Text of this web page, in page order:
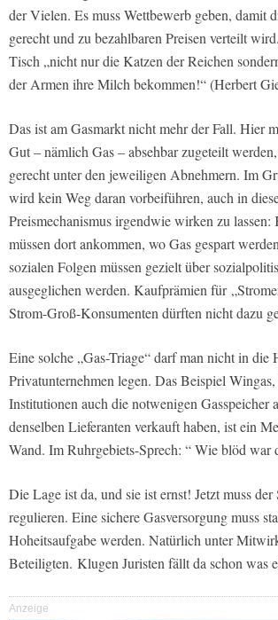
der Vielen. Es muss Wettbewerb geben, damit
gerecht und zu bezahlbaren Preisen verteilt
Tisch „nicht nur die Katzen der Reichen
der Armen ihre Milch bekommen!“ (Herbert
Das ist am Gasmarkt nicht mehr der Fall. Hier
Gut – nämlich Gas – absehbar zugeteilt
gerecht unter den jeweiligen Abnehmern. Im
wird kein Weg daran vorbeiführen, auch in
Preismechanismus irgendwie wirken zu lassen:
müssen dort ankommen, wo Gas gespart
sozialen Folgen müssen gezielt über
ausgeglichen werden. Kaufprämien für
Strom-Groß-Konsumenten dürften nicht dazu
Eine solche „Gas-Triage“ darf man nicht in die
Privatunternehmen legen. Das Beispiel Wingas
Institutionen auch die notwenigen Gasspeicher
denselben Lieferanten verkauft haben, ist ein
Wand. Im Ruhrgebiets-Sprech: “ Wie blöd war
Die Lage ist da, und sie ist ernst! Jetzt muss der
regulieren. Eine sichere Gasversorgung muss
Hoheitsaufgabe werden. Natürlich unter
Beteiligten. Klugen Juristen fällt da schon was
Anzeige